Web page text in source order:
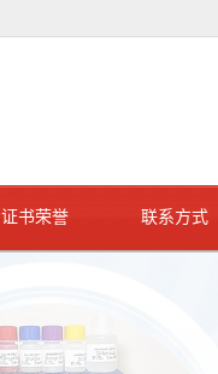
证书荣誉 联系方式